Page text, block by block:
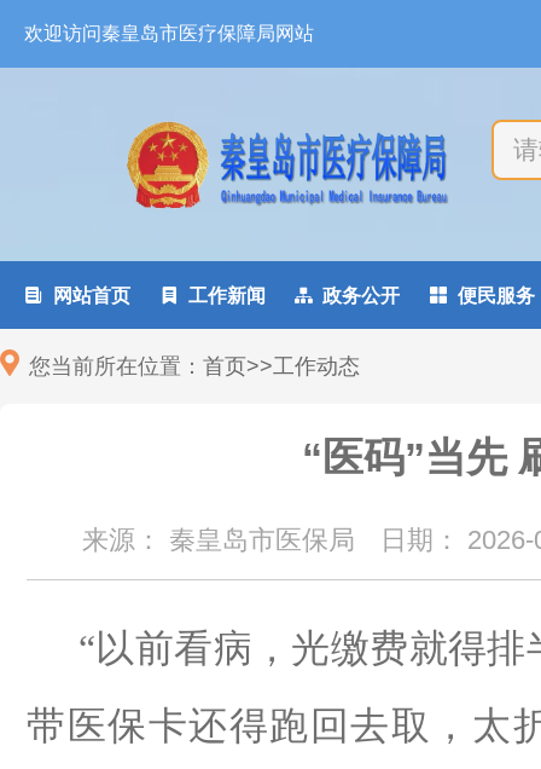
欢迎访问秦皇岛市医疗保障局网站
 网站首页  工作新闻  政务公开  便民服务
您当前所在位置： 首页>>工作动态
“医码”当先
来源： 秦皇岛市医保局 日期：
“以前看病，光缴费就得
带医保卡还得跑回去取，太